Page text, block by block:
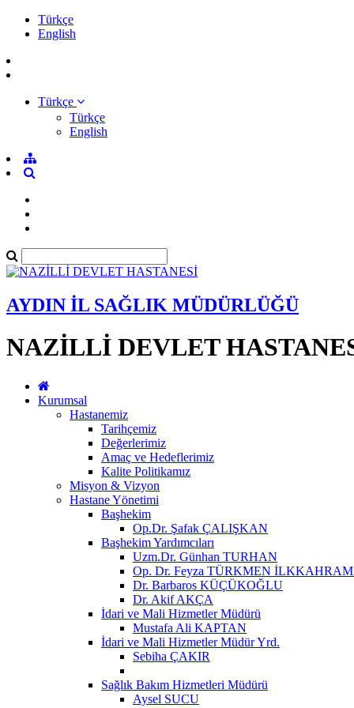
Türkçe
English
Türkçe
Türkçe
English
AYDIN İL SAĞLIK MÜDÜRLÜĞÜ
NAZİLLİ DEVLET
Kurumsal
Hastanemiz
Tarihçemiz
Değerlerimiz
Amaç ve Hedeflerimiz
Kalite Politikamız
Misyon & Vizyon
Hastane Yönetimi
Başhekim
Op.Dr. Şafak ÇALIŞKAN
Başhekim Yardımcıları
Uzm.Dr. Günhan TURHAN
Op. Dr. Feyza TÜRKMEN
Dr. Barbaros KÜÇÜKOĞLU
Dr. Akif AKÇA
İdari ve Mali Hizmetler Müdürü
Mustafa Ali KAPTAN
İdari ve Mali Hizmetler Müdür Yrd.
Sebiha ÇAKIR
Sağlık Bakım Hizmetleri Müdürü
Aysel SUCU